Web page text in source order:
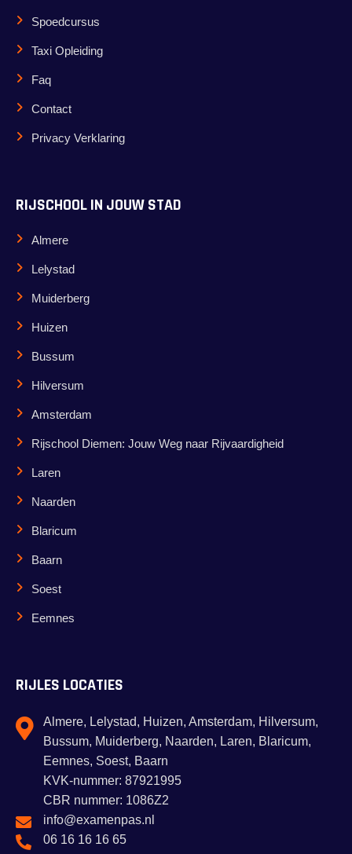
Spoedcursus
Taxi Opleiding
Faq
Contact
Privacy Verklaring
RIJSCHOOL IN JOUW STAD
Almere
Lelystad
Muiderberg
Huizen
Bussum
Hilversum
Amsterdam
Rijschool Diemen: Jouw Weg naar Rijvaardigheid
Laren
Naarden
Blaricum
Baarn
Soest
Eemnes
RIJLES LOCATIES
Almere, Lelystad, Huizen, Amsterdam, Hilversum,
Bussum, Muiderberg, Naarden, Laren, Blaricum,
Eemnes, Soest, Baarn
KVK-nummer: 87921995
CBR nummer: 1086Z2
info@examenpas.nl
06 16 16 16 65